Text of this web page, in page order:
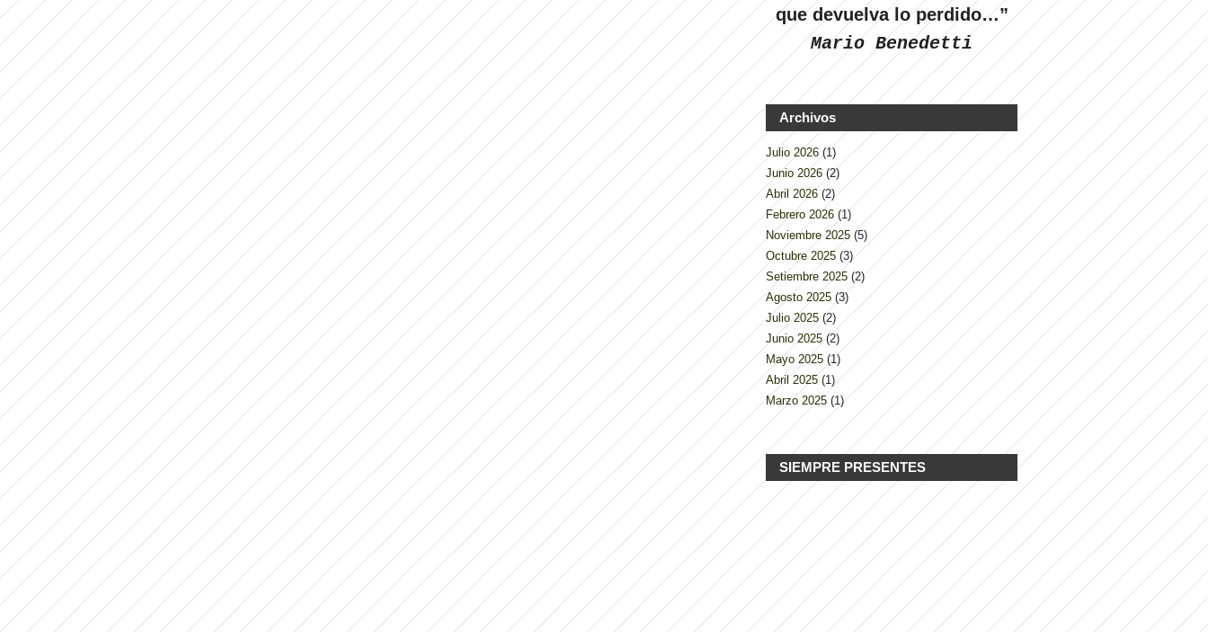
que devuelva lo perdido…”
Mario Benedetti
Archivos
Julio 2026 (1)
Junio 2026 (2)
Abril 2026 (2)
Febrero 2026 (1)
Noviembre 2025 (5)
Octubre 2025 (3)
Setiembre 2025 (2)
Agosto 2025 (3)
Julio 2025 (2)
Junio 2025 (2)
Mayo 2025 (1)
Abril 2025 (1)
Marzo 2025 (1)
SIEMPRE PRESENTES